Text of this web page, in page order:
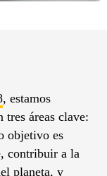
, estamos
tres áreas clave:
objetivo es
contribuir a la
planeta, y